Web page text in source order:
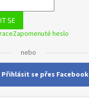
SE
Zapomenuté heslo
nebo
Přihlásit se přes Facebook